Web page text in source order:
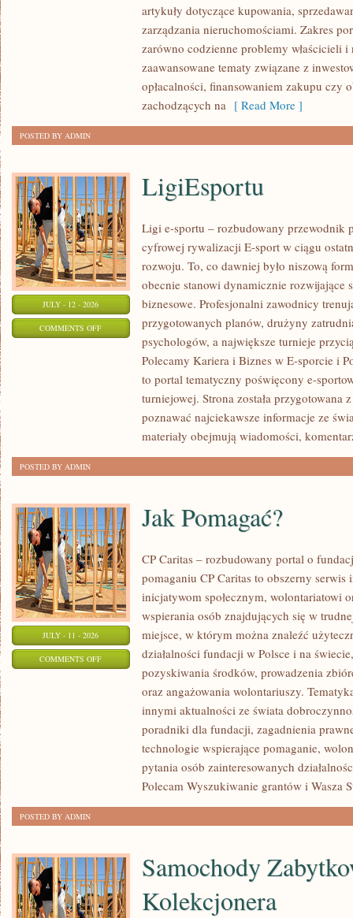
artykuły dotyczące kupowania,
zarządzania nieruchomościami. Zakres
zarówno codzienne problemy właścicieli
zaawansowane tematy związane z
opłacalności, finansowaniem zakupu czy
zachodzących na [ Read More ]
POSTED BY ADMIN
JULY - 12 - 2026
COMMENTS OFFON
LIGIESPORTU
LigiEsportu
Ligi e-sportu – rozbudowany przewodnik
cyfrowej rywalizacji E-sport w ciągu
rozwoju. To, co dawniej było niszową
obecnie stanowi dynamicznie rozwijające
biznesowe. Profesjonalni zawodnicy
przygotowanych planów, drużyny
psychologów, a największe turnieje
Polecamy Kariera i Biznes w E-sporcie i
to portal tematyczny poświęcony e-
turniejowej. Strona została przygotowana
poznawać najciekawsze informacje ze
materiały obejmują wiadomości,
POSTED BY ADMIN
JULY - 11 - 2026
COMMENTS OFFON
POMAGAĆ?
Jak Pomagać?
CP Caritas – rozbudowany portal o
pomaganiu CP Caritas to obszerny
inicjatywom społecznym, wolontariatowi
wspierania osób znajdujących się w
miejsce, w którym można znaleźć
działalności fundacji w Polsce i na
pozyskiwania środków, prowadzenia
oraz angażowania wolontariuszy.
innymi aktualności ze świata
poradniki dla fundacji, zagadnienia
technologie wspierające pomaganie,
pytania osób zainteresowanych
Polecam Wyszukiwanie grantów i Wasza
POSTED BY ADMIN
Samochody
Kolekcjonera